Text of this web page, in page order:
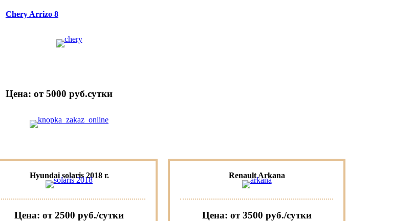
Chery Arrizo 8
Цена: от 5000 руб.cутки
Hyundai solaris 2018 г.
Цена: от 2500 руб./сутки
Renault Arkana
Цена: от 3500 руб./сутки